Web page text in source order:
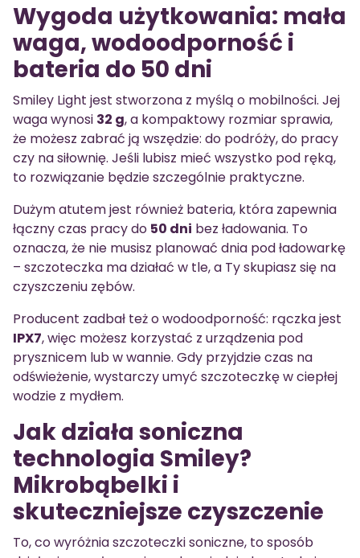
Wygoda użytkowania: mała
waga, wodoodporność i
bateria do 50 dni
Smiley Light jest stworzona z myślą o mobilności. Jej
waga wynosi 32 g, a kompaktowy rozmiar sprawia,
że możesz zabrać ją wszędzie: do podróży, do pracy
czy na siłownię. Jeśli lubisz mieć wszystko pod ręką,
to rozwiązanie będzie szczególnie praktyczne.
Dużym atutem jest również bateria, która zapewnia
łączny czas pracy do 50 dni bez ładowania. To
oznacza, że nie musisz planować dnia pod ładowarkę
– szczoteczka ma działać w tle, a Ty skupiasz się na
czyszczeniu zębów.
Producent zadbał też o wodoodporność: rączka jest
IPX7, więc możesz korzystać z urządzenia pod
prysznicem lub w wannie. Gdy przyjdzie czas na
odświeżenie, wystarczy umyć szczoteczkę w ciepłej
wodzie z mydłem.
Jak działa soniczna
technologia Smiley?
Mikrobąbelki i
skuteczniejsze czyszczenie
To, co wyróżnia szczoteczki soniczne, to sposób